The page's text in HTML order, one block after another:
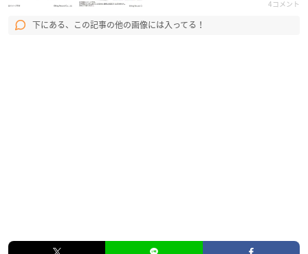
4コメント
下にある、この記事の他の画像には入ってる！